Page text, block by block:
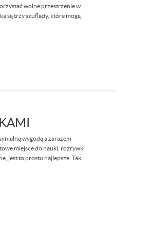
wolne przestrzenie w
są trzy szuflady, które mogą
wygodą a zarazem
miejsce do nauki, rozrywki
jest to prostu najlepsze. Tak